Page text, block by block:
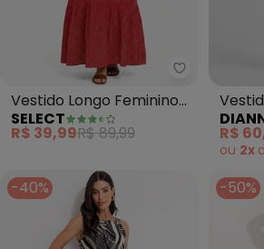
Select -
Vestido Longo Feminino
Estampado (Vermelho)
SELECT
R$ 39,99R$ 89,99 R$
ou 2x
-40% -50%